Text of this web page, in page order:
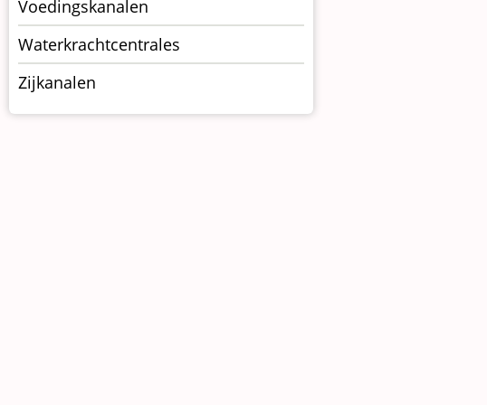
Voedingskanalen
Waterkrachtcentrales
Zijkanalen